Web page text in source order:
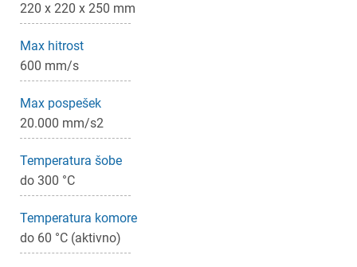
220 x 220 x 250 mm
Max hitrost
600 mm/s
Max pospešek
20.000 mm/s2
Temperatura šobe
do 300 °C
Temperatura komore
do 60 °C (aktivno)
Prijava
Za dodajanje na seznam želja morate biti prijavljeni.
Prekliči